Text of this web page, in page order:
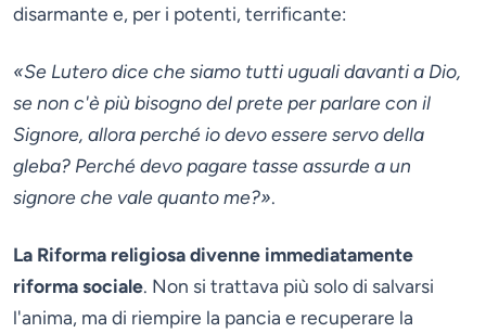
disarmante e, per i potenti, terrificante:
«Se Lutero dice che siamo tutti uguali davanti a Dio,
se non c'è più bisogno del prete per parlare con il
Signore, allora perché io devo essere servo della
gleba? Perché devo pagare tasse assurde a un
signore che vale quanto me?».
La Riforma religiosa divenne immediatamente
riforma sociale. Non si trattava più solo di salvarsi
l'anima, ma di riempire la pancia e recuperare la